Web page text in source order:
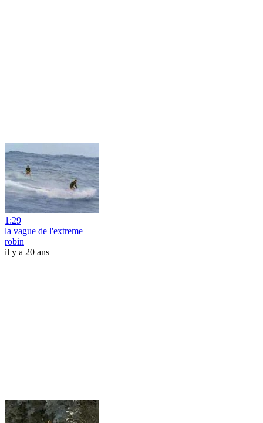
1:29
la vague de l'extreme
robin
il y a 20 ans